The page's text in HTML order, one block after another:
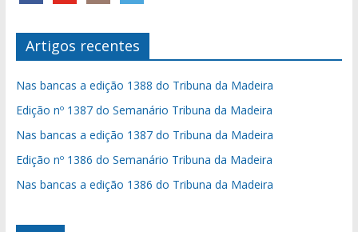
Artigos recentes
Nas bancas a edição 1388 do Tribuna da Madeira
Edição nº 1387 do Semanário Tribuna da Madeira
Nas bancas a edição 1387 do Tribuna da Madeira
Edição nº 1386 do Semanário Tribuna da Madeira
Nas bancas a edição 1386 do Tribuna da Madeira